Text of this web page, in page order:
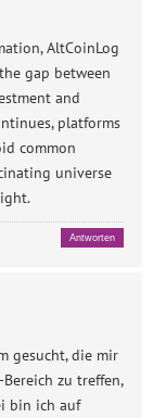
AltCoinLog
gap between
and
platforms
common
universe
Antworten
gesucht, die mir
zu treffen,
bin ich auf